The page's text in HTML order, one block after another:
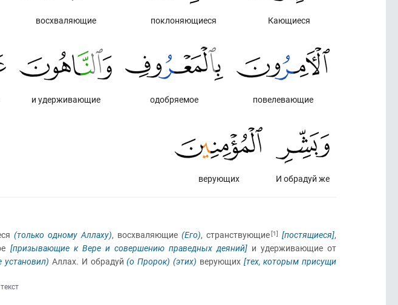
Кающиеся
поклоняющиеся
восхваляющие
повелевающие
одобряемое
и удерживающие
И обрадуй же
верующих
(только одному Аллаху), восхваляющие (Его), странствующие[1] [постящиеся],
[призывающие к Вере и совершению праведных деяний]и удерживающие от
установил) Аллах. И обрадуй(о Пророк) (этих) верующих [тех, которым присущи